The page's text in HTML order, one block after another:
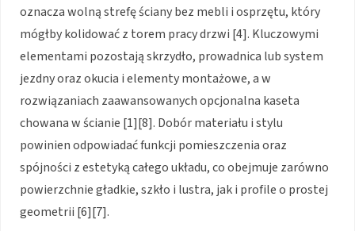
oznacza wolną strefę ściany bez mebli i osprzętu, który
mógłby kolidować z torem pracy drzwi [4]. Kluczowymi
elementami pozostają skrzydło, prowadnica lub system
jezdny oraz okucia i elementy montażowe, a w
rozwiązaniach zaawansowanych opcjonalna kaseta
chowana w ścianie [1][8]. Dobór materiału i stylu
powinien odpowiadać funkcji pomieszczenia oraz
spójności z estetyką całego układu, co obejmuje zarówno
powierzchnie gładkie, szkło i lustra, jak i profile o prostej
geometrii [6][7].